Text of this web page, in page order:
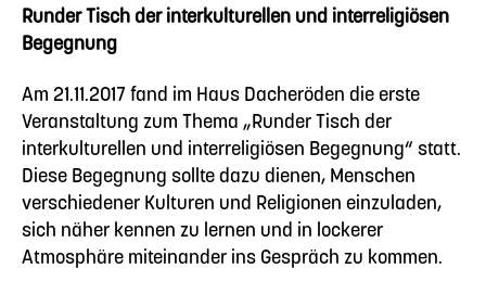
Runder Tisch der interkulturellen und interreligiösen
Begegnung
Am 21.11.2017 fand im Haus Dacheröden die erste
Veranstaltung zum Thema „Runder Tisch der
interkulturellen und interreligiösen Begegnung“ statt.
Diese Begegnung sollte dazu dienen, Menschen
verschiedener Kulturen und Religionen einzuladen,
sich näher kennen zu lernen und in lockerer
Atmosphäre miteinander ins Gespräch zu kommen.